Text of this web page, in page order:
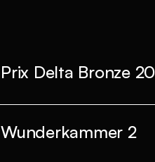
Prix Delta Bronze
Wunderkammer 2